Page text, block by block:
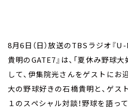
8月6日（日）放送のTBSラジオ
貴明のGATE7』は、「夏休み野球
して、伊集院光さんをゲストにお
大の野球好きの石橋貴明と、ゲス
１のスペシャル対談！野球を語っ